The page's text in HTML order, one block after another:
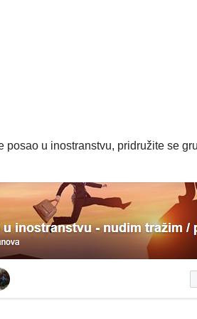
posao u inostranstvu, pridružite se